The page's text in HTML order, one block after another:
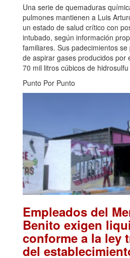
Una serie de quemaduras
pulmones mantienen a Luis
un estado de salud crítico con
intubado, según información
familiares. Sus padecimientos
de aspirar gases producidos por
70 mil litros cúbicos de hidrosulfu
Punto Por Punto
Empleados del
Benito exigen
conforme a la ley
del